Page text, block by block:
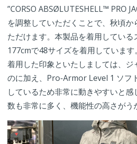
”CORSO ABSØLUTESHELL™ PRO
を調整していただくことで、秋頃
ただけます。本製品を着用している
177cmで48サイズを着用しています。
着用した印象といたしましては、ジ
のに加え、Pro-Armor Level 1 ソフ
しているため非常に動きやすいと
数も非常に多く、機能性の高さがう